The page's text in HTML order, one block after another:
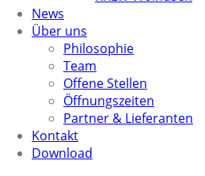
News
Über uns
Philosophie
Team
Offene Stellen
Öffnungszeiten
Partner & Lieferanten
Kontakt
Download